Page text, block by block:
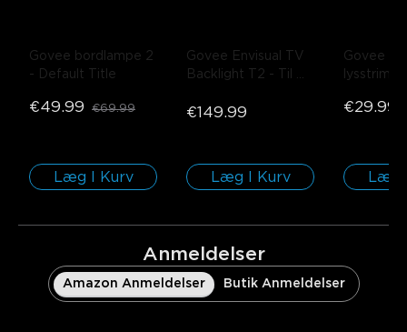
Govee bordlampe 2
- Default Title
€49.99 €69.99
Læg I Kurv
Govee Envisual TV
Backlight T2 - Til
€149.99
Læg I Kurv
Govee
€29.99
Læg
Anmeldelser
Amazon Anmeldelser Butik Anmeldelser